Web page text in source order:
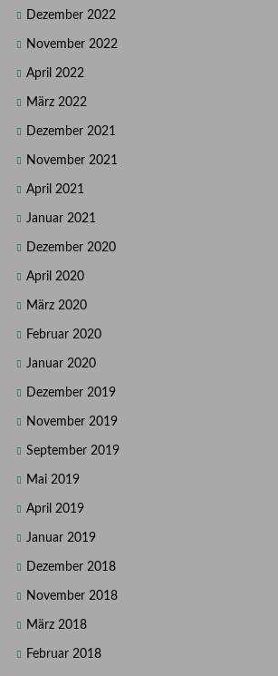
Dezember 2022
November 2022
April 2022
März 2022
Dezember 2021
November 2021
April 2021
Januar 2021
Dezember 2020
April 2020
März 2020
Februar 2020
Januar 2020
Dezember 2019
November 2019
September 2019
Mai 2019
April 2019
Januar 2019
Dezember 2018
November 2018
März 2018
Februar 2018